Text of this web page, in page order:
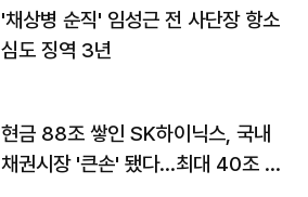
'채상병 순직' 임성근 전 사단장 항소
심도 징역 3년
현금 88조 쌓인 SK하이닉스, 국내
채권시장 '큰손' 됐다…최대 40조 투